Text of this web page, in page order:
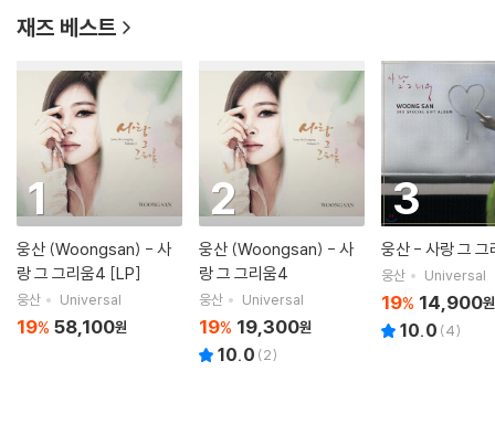
재즈 베스트
1
웅산 (Woongsan) - 사
랑 그 그리움4 [LP]
웅산 Universal
19% 58,100원
2
웅산 (Woongsan) - 사
랑 그 그리움4
웅산 Universal
19% 19,300원
10.0 (2)
3
웅산 - 사랑 그 그
웅산 Universal
19% 14,900원
10.0 (4)